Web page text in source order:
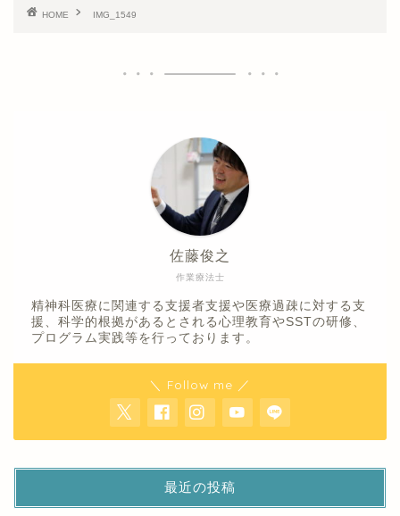
HOME IMG_1549
作業療法士
佐藤俊之
精神科医療に関連する支援者支援や医療過疎に対する支
援、科学的根拠があるとされる心理教育やSSTの研修、
プログラム実践等を行っております。
＼ Follow me ／
最近の投稿